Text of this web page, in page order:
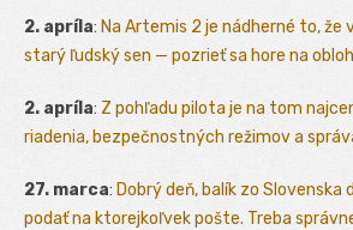
2. apríla: Na Artemis 2 je nádherné to, že
starý ľudský sen — pozrieť sa hore na
2. apríla: Z pohľadu pilota je na tom
riadenia, bezpečnostných režimov a
27. marca: Dobrý deň, balík zo Slovenska
podať na ktorejkoľvek pošte. Treba